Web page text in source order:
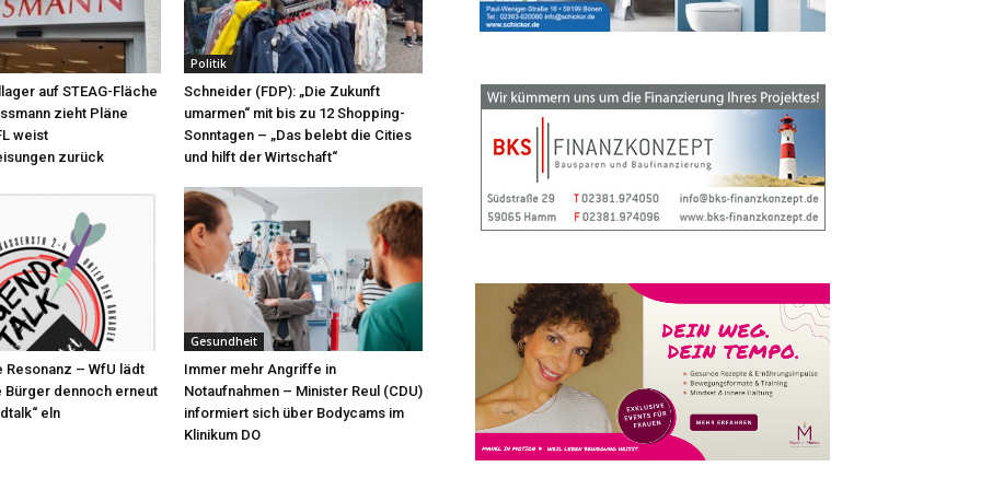
auf STEAG-Fläche
zieht Pläne
weist
zurück
Politik
Schneider (FDP): „Die Zukunft
umarmen“ mit bis zu 12 Shopping-
Sonntagen – „Das belebt die Cities
und hilft der Wirtschaft“
Resonanz – WfU lädt
Bürger dennoch erneut
eln
Gesundheit
Immer mehr Angriffe in
Notaufnahmen – Minister Reul (CDU)
informiert sich über Bodycams im
Klinikum DO